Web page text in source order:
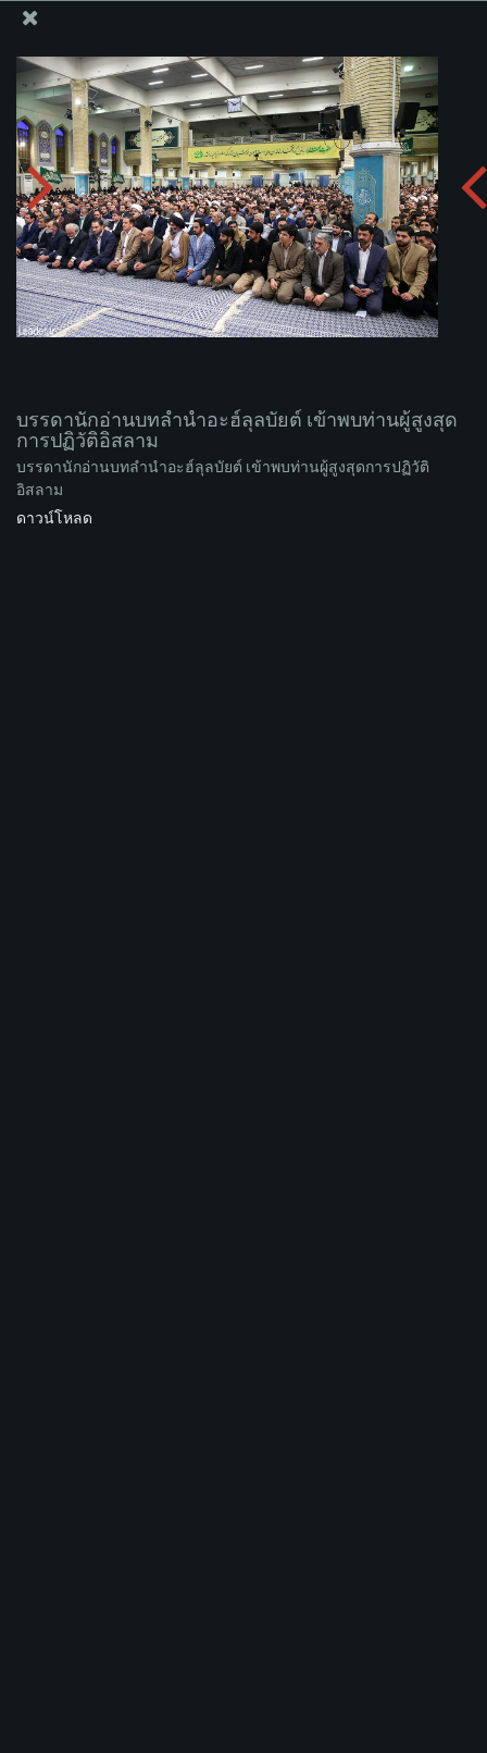
บรรดานักอ่านบทลำนำอะฮ์ลุลบัยต์ เข้าพบท่านผู้สูงสุดการ
ปฏิวัติอิสลาม
อัพโหลดอัลบั่ม:
บรรดานักอ่านบทลำนำอะฮ์ลุลบัยต์ เข้าพบท่านผู้สูงสุด
การปฏิวัติอิสลาม
บรรดานักอ่านบทลำนำอะฮ์ลุลบัยต์ เข้าพบท่านผู้สูงสุดการปฏิวัติ
อิสลาม
ดาวน์โหลด